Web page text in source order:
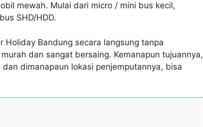
mewah. Mulai dari micro / mini bus kecil,
SHD/HDD.
Bandung secara langsung tanpa
dan sangat bersaing. Kemanapun tujuannya,
dimanapaun lokasi penjemputannya, bisa